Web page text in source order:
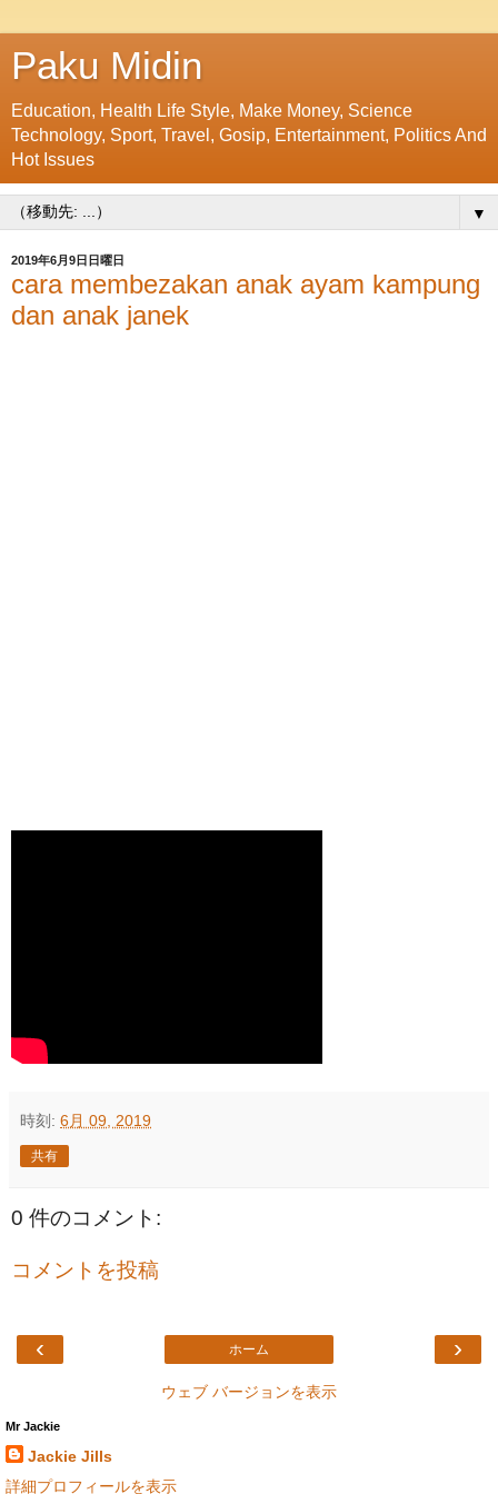
Paku Midin
Education, Health Life Style, Make Money, Science
Technology, Sport, Travel, Gosip, Entertainment, Politics And
Hot Issues
▼
2019年6月9日日曜日
cara membezakan anak ayam kampung
dan anak janek
時刻: 6月 09, 2019
共有
0 件のコメント:
コメントを投稿
‹ ›
ホーム
ウェブ バージョンを表示
Mr Jackie
Jackie Jills
詳細プロフィールを表示